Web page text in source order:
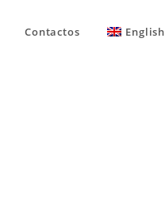
Contactos English